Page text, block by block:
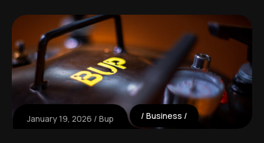
January 19, 2026 Bup Business